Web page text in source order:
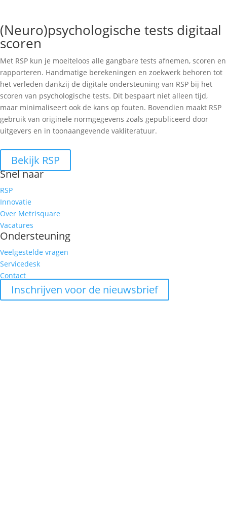
(Neuro)psychologische tests digitaal
scoren
Met RSP kun je moeiteloos alle gangbare tests afnemen, scoren en
rapporteren. Handmatige berekeningen en zoekwerk behoren tot
het verleden dankzij de digitale ondersteuning van RSP bij het
scoren van psychologische tests. Dit bespaart niet alleen tijd,
maar minimaliseert ook de kans op fouten. Bovendien maakt RSP
gebruik van originele normgegevens zoals gepubliceerd door
uitgevers en in toonaangevende vakliteratuur.
Bekijk RSP
Snel naar
RSP
Innovatie
Over Metrisquare
Vacatures
Ondersteuning
Veelgestelde vragen
Servicedesk
Contact
Inschrijven voor de nieuwsbrief